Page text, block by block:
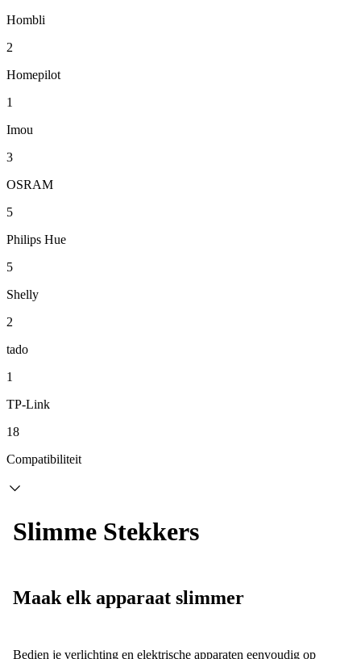
Hombli
2
Homepilot
1
Imou
3
OSRAM
5
Philips Hue
5
Shelly
2
tado
1
TP-Link
18
Compatibiliteit
Slimme Stekkers
Maak elk apparaat slimmer
Bedien je verlichting en elektrische apparaten eenvoudig op